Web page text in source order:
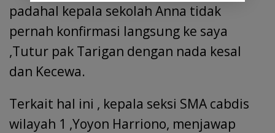
padahal kepala sekolah Anna tidak
pernah konfirmasi langsung ke saya
,Tutur pak Tarigan dengan nada kesal
dan Kecewa.
Terkait hal ini , kepala seksi SMA cabdis
wilayah 1 ,Yoyon Harriono, menjawap